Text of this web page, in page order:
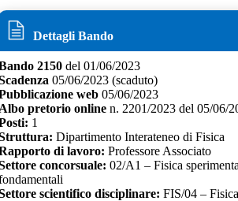
Dettagli Bando
2150 del 01/06/2023
05/06/2023 (scaduto)
web 05/06/2023
pretorio online n. 2201/2023 del 05/06/
1
Dipartimento Interateneo di Fisica
di lavoro: Professore Associato
concorsuale: 02/A1 – Fisica
scientifico disciplinare: FIS/04 –